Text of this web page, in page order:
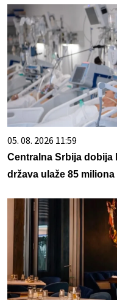
05. 08. 2026 11:59
Centralna Srbija dobija
država ulaže 85 miliona